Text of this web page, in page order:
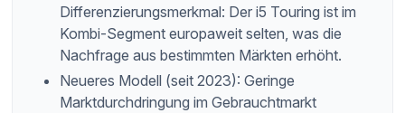
Differenzierungsmerkmal: Der i5 Touring ist im
Kombi-Segment europaweit selten, was die
Nachfrage aus bestimmten Märkten erhöht.
Neueres Modell (seit 2023): Geringe
Marktdurchdringung im Gebrauchtmarkt